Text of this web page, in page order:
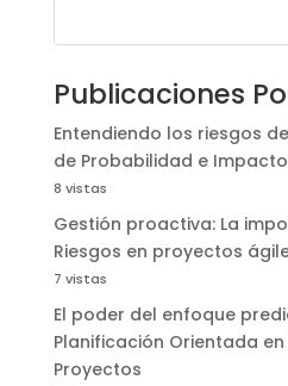
Publicaciones
Entendiendo los riesgos
de Probabilidad e Impacto
8 vistas
Gestión proactiva: La
Riesgos en proyectos
7 vistas
El poder del enfoque
Planificación Orientada
Proyectos